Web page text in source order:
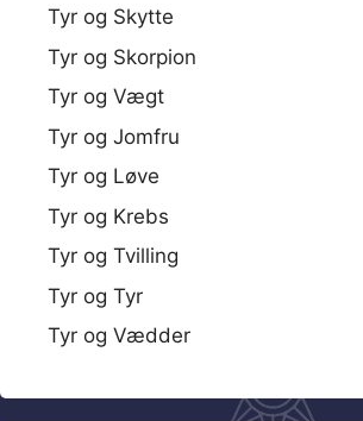
Tyr og Skytte
Tyr og Skorpion
Tyr og Vægt
Tyr og Jomfru
Tyr og Løve
Tyr og Krebs
Tyr og Tvilling
Tyr og Tyr
Tyr og Vædder